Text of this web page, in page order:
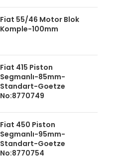
Fiat 55/46 Motor Blok
Komple-100mm
Fiat 415 Piston
Segmanlı-85mm-
Standart-Goetze
No:8770749
Fiat 450 Piston
Segmanlı-95mm-
Standart-Goetze
No:8770754